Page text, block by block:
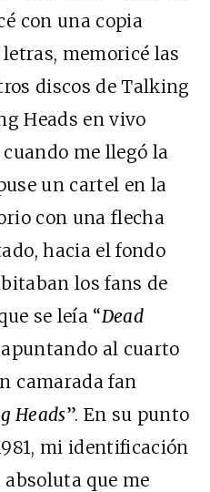
con una copia
memoricé las
discos de Talking
Heads en vivo
cuando me llegó la
un cartel en la
con una flecha
hacia el fondo
los fans de
se leía “Dead
al cuarto
camarada fan
Heads”. En su punto
mi identificación
que me